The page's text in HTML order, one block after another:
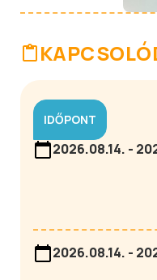
IDŐPONT
2026.08.14. -
2026.08.14. -